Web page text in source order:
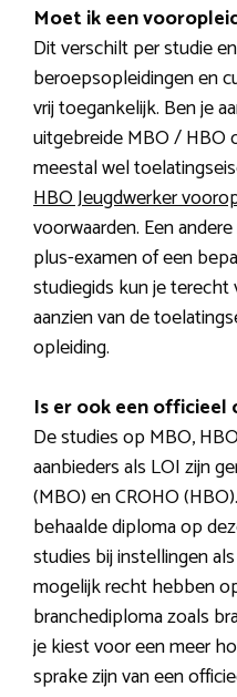
Moet ik een
Dit verschilt per studie
beroepsopleidingen en
vrij toegankelijk. Ben je
uitgebreide MBO / HBO
meestal wel
HBO Jeugdwerker
voorwaarden. Een
plus-examen of een
studiegids kun je
aanzien van de
opleiding.
Is er ook een
De studies op MBO,
aanbieders als LOI zijn
(MBO) en CROHO
behaalde diploma op
studies bij instellingen
mogelijk recht hebben
branchediploma zoals
je kiest voor een meer
sprake zijn van een